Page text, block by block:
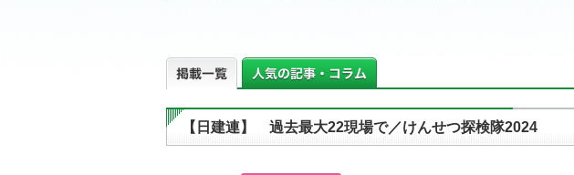
【日建連】 過去最大22現場で／けんせつ探検隊2024